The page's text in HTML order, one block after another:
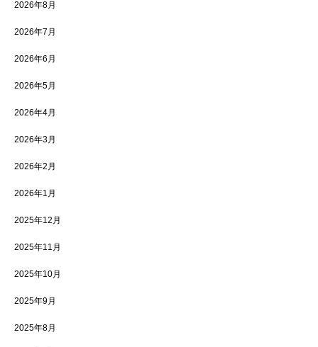
2026年8月
2026年7月
2026年6月
2026年5月
2026年4月
2026年3月
2026年2月
2026年1月
2025年12月
2025年11月
2025年10月
2025年9月
2025年8月